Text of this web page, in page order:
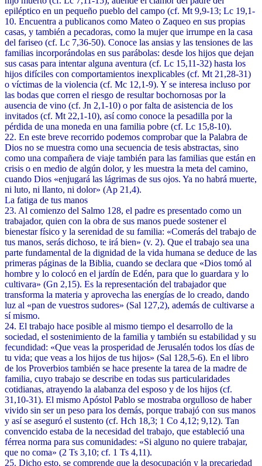
epiléptico en un pequeño pueblo del campo (cf. Mt 9,9-13; Lc 19,1-
10. Encuentra a publicanos como Mateo o Zaqueo en sus propias
casas, y también a pecadoras, como la mujer que irrumpe en la casa
del fariseo (cf. Lc 7,36-50). Conoce las ansias y las tensiones de las
familias incorporándolas en sus parábolas: desde los hijos que dejan
sus casas para intentar alguna aventura (cf. Lc 15,11-32) hasta los
hijos difíciles con comportamientos inexplicables (cf. Mt 21,28-31)
o víctimas de la violencia (cf. Mc 12,1-9). Y se interesa incluso por
las bodas que corren el riesgo de resultar bochornosas por la
ausencia de vino (cf. Jn 2,1-10) o por falta de asistencia de los
invitados (cf. Mt 22,1-10), así como conoce la pesadilla por la
pérdida de una moneda en una familia pobre (cf. Lc 15,8-10).
22. En este breve recorrido podemos comprobar que la Palabra de
Dios no se muestra como una secuencia de tesis abstractas, sino
como una compañera de viaje también para las familias que están en
crisis o en medio de algún dolor, y les muestra la meta del camino,
cuando Dios «enjugará las lágrimas de sus ojos. Ya no habrá muerte,
ni luto, ni llanto, ni dolor» (Ap 21,4).
La fatiga de tus manos
23. Al comienzo del Salmo 128, el padre es presentado como un
trabajador, quien con la obra de sus manos puede sostener el
bienestar físico y la serenidad de su familia: «Comerás del trabajo de
tus manos, serás dichoso, te irá bien» (v. 2). Que el trabajo sea una
parte fundamental de la dignidad de la vida humana se deduce de las
primeras páginas de la Biblia, cuando se declara que «Dios tomó al
hombre y lo colocó en el jardín de Edén, para que lo guardara y lo
cultivara» (Gn 2,15). Es la representación del trabajador que
transforma la materia y aprovecha las energías de lo creado, dando
luz al «pan de vuestros sudores» (Sal 127,2), además de cultivarse a
sí mismo.
24. El trabajo hace posible al mismo tiempo el desarrollo de la
sociedad, el sostenimiento de la familia y también su estabilidad y su
fecundidad: «Que veas la prosperidad de Jerusalén todos los días de
tu vida; que veas a los hijos de tus hijos» (Sal 128,5-6). En el libro
de los Proverbios también se hace presente la tarea de la madre de
familia, cuyo trabajo se describe en todas sus particularidades
cotidianas, atrayendo la alabanza del esposo y de los hijos (cf.
31,10-31). El mismo Apóstol Pablo se mostraba orgulloso de haber
vivido sin ser un peso para los demás, porque trabajó con sus manos
y así se aseguró el sustento (cf. Hch 18,3; 1 Co 4,12; 9,12). Tan
convencido estaba de la necesidad del trabajo, que estableció una
férrea norma para sus comunidades: «Si alguno no quiere trabajar,
que no coma» (2 Ts 3,10; cf. 1 Ts 4,11).
25. Dicho esto, se comprende que la desocupación y la precariedad